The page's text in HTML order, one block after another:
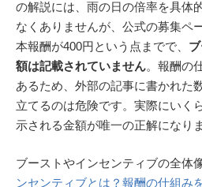
の解説には、雨の日の倍率を具体
なくありませんが、公式の募集ペ
本報酬が400円という点までで、
額は記載されていません。報酬の
あるため、外部の記事に書かれた
立てるのは危険です。実際にいく
示される金額が唯一の正解になりま
ブーストやインセンティブの全体
ンセンティブとは？報酬の仕組み